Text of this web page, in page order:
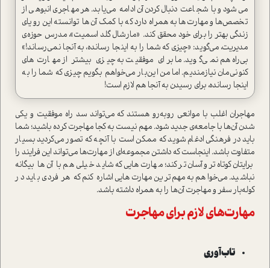
می‌شود و با شجاعت دنبال‌کردن آن ادامه می‌یابد. هر مهاجری انبوهی از
تخصص‌ها و مهارت‌ها به همراه دارد که با کمک آن‌‌ها توانسته این رویای
زندگی بهتر را برای خود محقق کند. «مارشال گلد اسمیت»، مدرس حوزه‌ی
مدیریت، می‌گوید: «چیزی که شما را به اینجا رسانده، به آنجا نمی‌رساند!»
بی‌راه هم نمی‌گوید. ما برای موفقیت به چیزی بیشتر از مهارت‌های
کنونی‌مان نیازمندیم. اما من این‌بار می‌خواهم بگویم چیزی که شما را به
اینجا رسانده، برای رسیدن به آنجا هم لازم است!
مهاجران اغلب با موانعی روبه‌رو هستند که می‌تواند سد راه موفقیت و یکی
شدن آن‌ها با جامعه‌ي جدید شود. مهم نیست به کجا مهاجرت کرده باشید؛ شما
باید در فرهنگی ادغام شوید که ممکن است با آنچه که تصور می‌کردید بسیار
متفاوت باشد. اینجاست که داشتن مجموعه‌ای از مهارت‌ها می‌تواند این فرایند را
برایتان کوتاه‌تر و آسان‌تر کند؛ مهارت‌هایی که شاید خیلی هم با آن‌ها بیگانه
نباشید. می‌خواهم به مهم‌ترین مهارت‌هایی اشاره کنم که هر فردی باید در
کوله‌بار سفر و مهاجرت آن‌ها را به همراه داشته باشد.
مهارت‌های لازم برای مهاجرت
تاب‌آوری